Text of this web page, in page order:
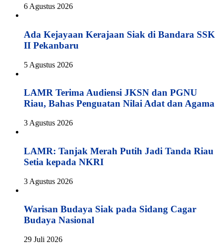
6 Agustus 2026
Ada Kejayaan Kerajaan Siak di Bandara SSK
II Pekanbaru
5 Agustus 2026
LAMR Terima Audiensi JKSN dan PGNU
Riau, Bahas Penguatan Nilai Adat dan Agama
3 Agustus 2026
LAMR: Tanjak Merah Putih Jadi Tanda Riau
Setia kepada NKRI
3 Agustus 2026
Warisan Budaya Siak pada Sidang Cagar
Budaya Nasional
29 Juli 2026